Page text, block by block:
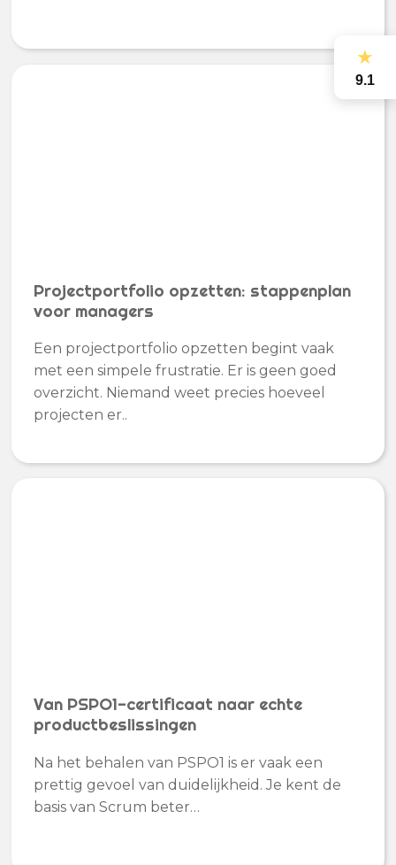
Projectportfolio opzetten: stappenplan
voor managers
Een projectportfolio opzetten begint vaak
met een simpele frustratie. Er is geen goed
overzicht. Niemand weet precies hoeveel
projecten er..
Van PSPO1-certificaat naar echte
productbeslissingen
Na het behalen van PSPO1 is er vaak een
prettig gevoel van duidelijkheid. Je kent de
basis van Scrum beter…
★
9.1